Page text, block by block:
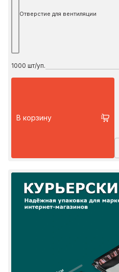
Отверстие для вентиляции
1000 шт/уп.
В корзину